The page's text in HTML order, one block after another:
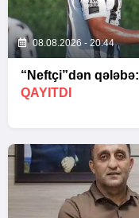
08.08.2026 - 20:44
“Neftçi”dən qələbə:
QAYITDI